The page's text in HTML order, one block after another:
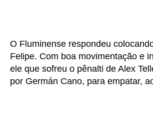
O Fluminense respondeu
Felipe. Com boa movimentação e
ele que sofreu o pênalti de Alex
por Germán Cano, para empatar,